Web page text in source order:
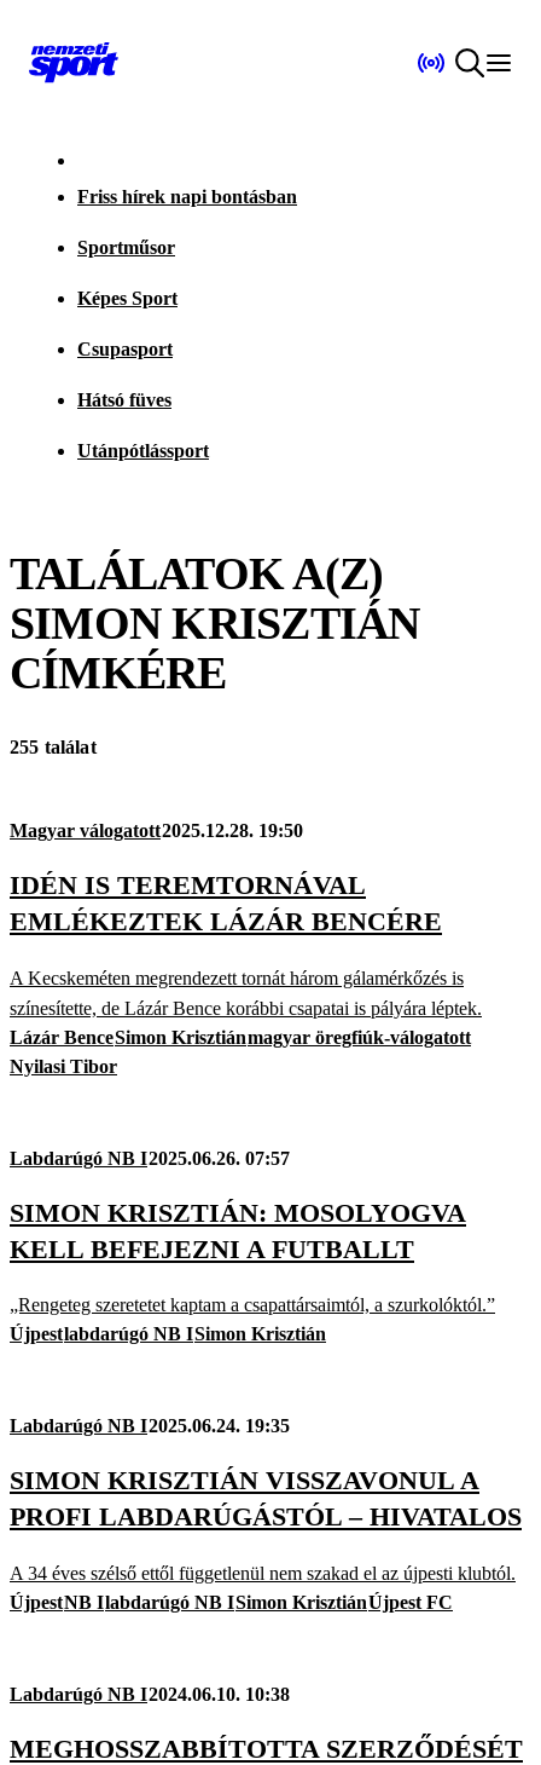
Friss hírek napi bontásban
Sportműsor
Képes Sport
Csupasport
Hátsó füves
Utánpótlássport
TALÁLATOK A(Z)
SIMON KRISZTIÁN
CÍMKÉRE
255 találat
Magyar válogatott2025.12.28. 19:50
IDÉN IS TEREMTORNÁVAL
EMLÉKEZTEK LÁZÁR BENCÉRE
A Kecskeméten megrendezett tornát három gálamérkőzés is
színesítette, de Lázár Bence korábbi csapatai is pályára léptek.
Lázár BenceSimon Krisztiánmagyar öregfiúk-válogatott
Nyilasi Tibor
Labdarúgó NB I2025.06.26. 07:57
SIMON KRISZTIÁN: MOSOLYOGVA
KELL BEFEJEZNI A FUTBALLT
„Rengeteg szeretetet kaptam a csapattársaimtól, a szurkolóktól.”
Újpestlabdarúgó NB ISimon Krisztián
Labdarúgó NB I2025.06.24. 19:35
SIMON KRISZTIÁN VISSZAVONUL A
PROFI LABDARÚGÁSTÓL – HIVATALOS
A 34 éves szélső ettől függetlenül nem szakad el az újpesti klubtól.
ÚjpestNB Ilabdarúgó NB ISimon KrisztiánÚjpest FC
Labdarúgó NB I2024.06.10. 10:38
MEGHOSSZABBÍTOTTA SZERZŐDÉSÉT